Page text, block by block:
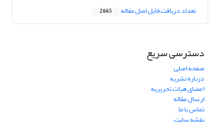
تعداد دریافت فایل اصل مقاله 2,665
دسترسی سریع
صفحه اصلی
درباره نشریه
اعضای هیات تحریریه
ارسال مقاله
تماس با ما
نقشه سایت